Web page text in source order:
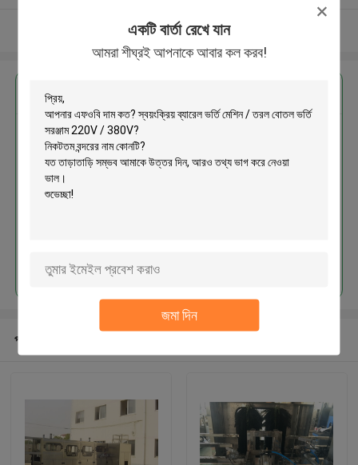
একটি বার্তা রেখে যান
আমরা শীঘ্রই আপনাকে আবার কল করব!
জমা দিন
আরো দেখুন
স্বয়ংক্রিয় ব্যারেল ভর্তি মেশিন / তরল বোতল
ভর্তি সরঞ্জাম 220V / 380V
প্রস্তাবিত পণ্য